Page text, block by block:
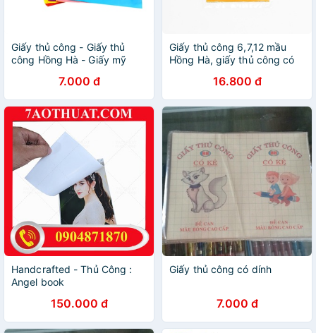
Giấy thủ công - Giấy thủ
công Hồng Hà - Giấy mỹ
7.000 đ
Giấy thủ công 6,7,12 mầu
Hồng Hà, giấy thủ công có
học thủ công - Soleil Home
16.800 đ
Handcrafted - Thủ Công :
Angel book
150.000 đ
Giấy thủ công có dính
7.000 đ